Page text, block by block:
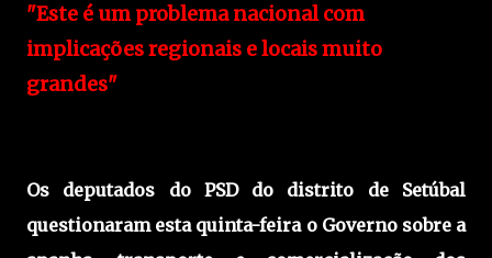
"Este é um problema nacional com
implicações regionais e locais muito
grandes"
Os deputados do PSD do distrito de Setúbal
questionaram esta quinta-feira o Governo sobre a